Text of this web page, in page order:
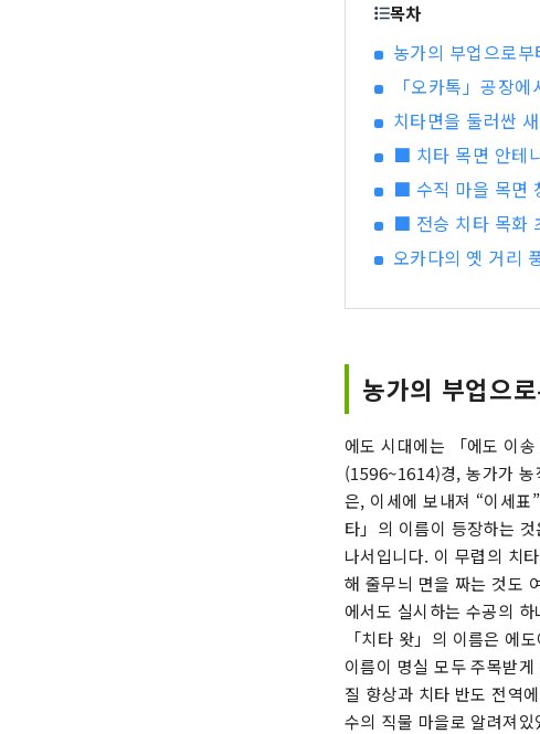
목차
농가의 부업으로
「오카톡」공장
치타면을 둘러싼
■ 치타 목면 안테
■ 수직 마을 목면
■ 전승 치타 목화
오카다의 옛 거리
농가의 부업으
에도 시대에는 「에도 이
(1596~1614)경, 농가가 농
은, 이세에 보내져 “이세표
타」의 이름이 등장하는
나서입니다. 이 무렵의 치
해 줄무늬 면을 짜는 것도
에서도 실시하는 수공의
「치타 왓」의 이름은 에
이름이 명실 모두 주목받
질 향상과 치타 반도 전역
수의 직물 마을로 알려져